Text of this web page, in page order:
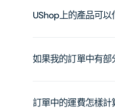
UShop上的產品可
如果我的訂單中有部
訂單中的運費怎樣計